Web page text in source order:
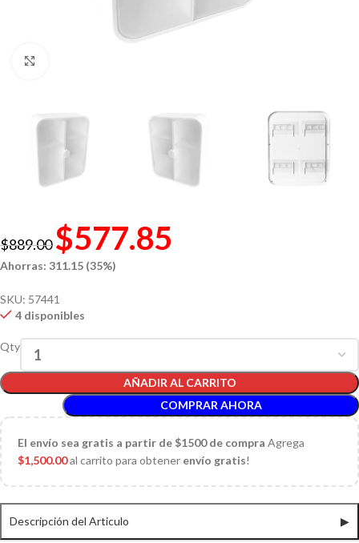
$889.00 $577.85
Ahorras: 311.15 (35%)
SKU: 57441
4 disponibles
Qty
AÑADIR AL CARRITO
COMPRAR AHORA
El envío sea gratis a partir de $1500 de compra Agrega
$1,500.00al carrito para obtener envío gratis!
Descripción del Articulo ▶